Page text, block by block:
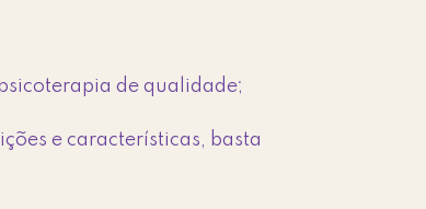
de qualidade;
e características, basta